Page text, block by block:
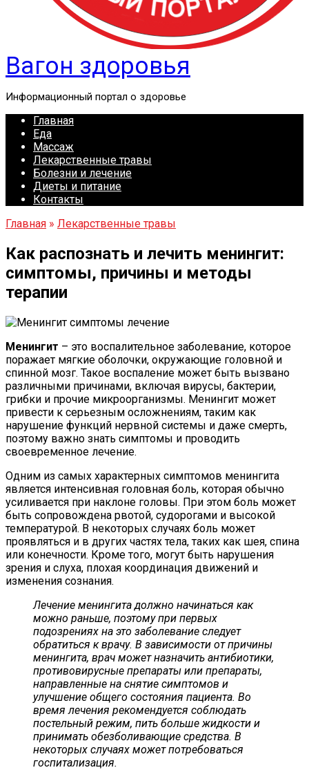
Вагон здоровья
Информационный портал о здоровье
Главная
Еда
Массаж
Лекарственные травы
Болезни и лечение
Диеты и питание
Контакты
Главная » Лекарственные травы
Как распознать и лечить менингит:
симптомы, причины и методы
терапии
Менингит – это воспалительное заболевание, которое
поражает мягкие оболочки, окружающие головной и
спинной мозг. Такое воспаление может быть вызвано
различными причинами, включая вирусы, бактерии,
грибки и прочие микроорганизмы. Менингит может
привести к серьезным осложнениям, таким как
нарушение функций нервной системы и даже смерть,
поэтому важно знать симптомы и проводить
своевременное лечение.
Одним из самых характерных симптомов менингита
является интенсивная головная боль, которая обычно
усиливается при наклоне головы. При этом боль может
быть сопровождена рвотой, судорогами и высокой
температурой. В некоторых случаях боль может
проявляться и в других частях тела, таких как шея, спина
или конечности. Кроме того, могут быть нарушения
зрения и слуха, плохая координация движений и
изменения сознания.
Лечение менингита должно начинаться как
можно раньше, поэтому при первых
подозрениях на это заболевание следует
обратиться к врачу. В зависимости от причины
менингита, врач может назначить антибиотики,
противовирусные препараты или препараты,
направленные на снятие симптомов и
улучшение общего состояния пациента. Во
время лечения рекомендуется соблюдать
постельный режим, пить больше жидкости и
принимать обезболивающие средства. В
некоторых случаях может потребоваться
госпитализация.